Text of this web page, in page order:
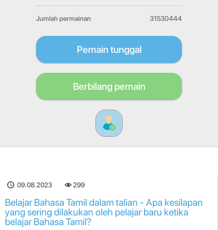
Jumlah permainan 31530444
Pemain tunggal
Berbilang pemain
09.08.2023 299
Belajar Bahasa Tamil dalam talian - Apa kesilapan
yang sering dilakukan oleh pelajar baru ketika
belajar Bahasa Tamil?